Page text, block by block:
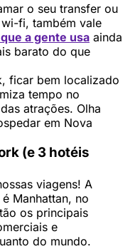
o seu transfer ou
fi, também vale
a gente usa ainda
barato do que
ficar bem localizado
tempo no
atrações. Olha
em Nova
(e 3 hotéis
viagens! A
Manhattan, no
os principais
e
do mundo.